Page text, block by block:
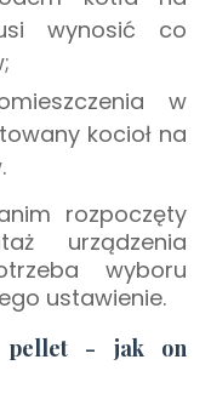
wynosić co
w
kocioł na
rozpoczęty
urządzenia
wyboru
ustawienie.
pellet - jak on